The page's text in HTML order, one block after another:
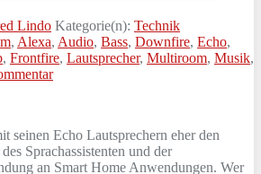
Lindo Kategorie(n): Technik
, Alexa, Audio, Bass, Downfire, Echo,
, Frontfire, Lautsprecher, Multiroom, Musik,
seinen Echo Lautsprechern eher den
Sprachassistenten und der
an Smart Home Anwendungen. Wer